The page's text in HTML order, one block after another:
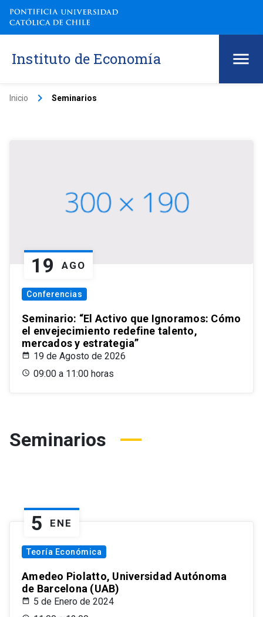
Instituto de Economía
Inicio keyboard_arrow_right Seminarios
19 AGO
Conferencias
Seminario: “El Activo que Ignoramos: Cómo
el envejecimiento redefine talento,
mercados y estrategia”
19 de Agosto de 2026
09:00 a 11:00 horas
Seminarios
5 ENE
Teoría Económica
Amedeo Piolatto, Universidad Autónoma
de Barcelona (UAB)
5 de Enero de 2024